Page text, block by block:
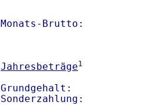
Monats-
Jahresbeträge1
Grundgehalt: